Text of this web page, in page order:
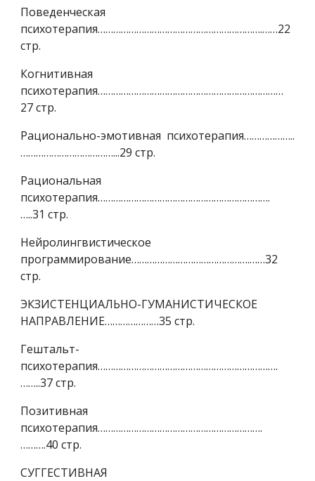
Поведенческая
психотерапия……………………………………………………….……22
стр.
Когнитивная
психотерапия………………………………………………………………
27 стр.
Рационально-эмотивная психотерапия………………..
………………………………...29 стр.
Рациональная
психотерапия………………………………………………………….
…..31 стр.
Нейролингвистическое
программирование……………………………………….……32
стр.
ЭКЗИСТЕНЦИАЛЬНО-ГУМАНИСТИЧЕСКОЕ
НАПРАВЛЕНИЕ…………………35 стр.
Гештальт-
психотерапия…………………………………………………………….
……..37 стр.
Позитивная
психотерапия……………………………………………………….
……….40 стр.
СУГГЕСТИВНАЯ